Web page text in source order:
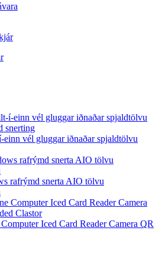
vél gluggar iðnaðar spjaldtölvu
rafrýmd snerta AIO tölvu
Iced Card Reader Camera QR